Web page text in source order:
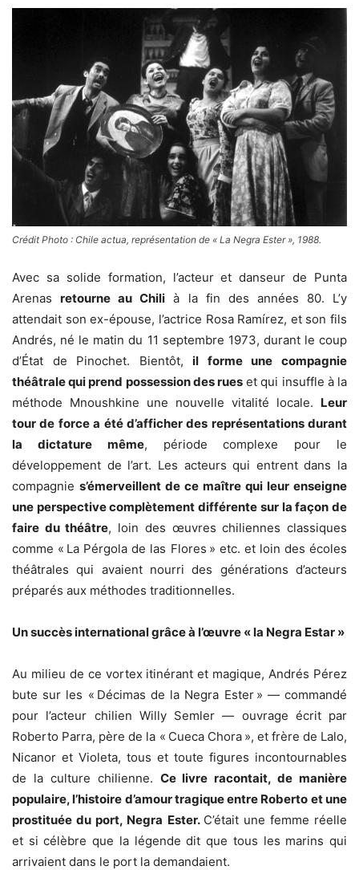
Crédit Photo : Chile actua, représentation de « La Negra Ester », 1988.
Avec sa solide formation, l’acteur et danseur de Punta
Arenasretourne au Chili à la fin des années 80. L’y
attendait son ex-épouse, l’actrice Rosa Ramírez, et son fils
Andrés, né le matin du 11 septembre 1973, durant le coup
d’État de Pinochet. Bientôt,il forme une compagnie
théâtrale qui prend possession des rues et qui insuffle à la
méthode Mnoushkine une nouvelle vitalité locale. Leur
tour de force a été d’afficher des représentations durant
la dictature même, période complexe pour le
développement de l’art. Les acteurs qui entrent dans la
compagnie s’émerveillent de ce maître qui leur enseigne
une perspective complètement différente sur la façon de
faire du théâtre, loin des œuvres chiliennes classiques
comme « La Pérgola de las Flores » etc. et loin des écoles
théâtrales qui avaient nourri des générations d’acteurs
préparés aux méthodes traditionnelles.
Un succès international grâce à l’œuvre « la Negra Estar »
Au milieu de ce vortex itinérant et magique, Andrés Pérez
bute sur les « Décimas de la Negra Ester » — commandé
pour l’acteur chilien Willy Semler — ouvrage écrit par
Roberto Parra, père de la « Cueca Chora », et frère de Lalo,
Nicanor et Violeta, tous et toute figures incontournables
de la culture chilienne. Ce livre racontait, de manière
populaire, l’histoire d’amour tragique entre Roberto et une
prostituée du port, Negra Ester. C’était une femme réelle
et si célèbre que la légende dit que tous les marins qui
arrivaient dans le port la demandaient.